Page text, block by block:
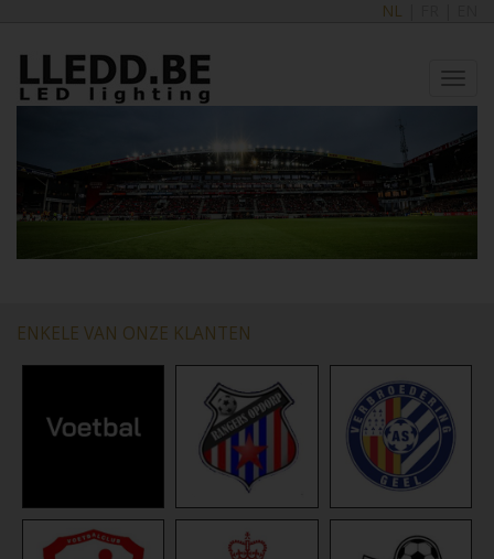
NL
ENKELE VAN ONZE KLANTEN